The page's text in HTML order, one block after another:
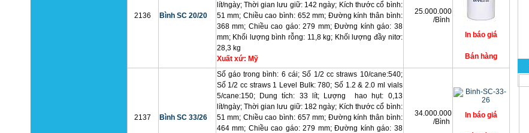
2136 Bình SC 20/20
lít/ngày; Thời gian lưu giữ: 142 ngày; Kích thước cổ bình:
51 mm; Chiều cao bình: 652 mm; Đường kính thân bình:
368 mm; Chiều cao gáo: 279 mm; Đường kính gáo: 38
mm; Khối lượng bình rỗng: 11,8 kg; Khối lượng đầy nitơ:
28,3 kg
Xuất xứ: Mỹ
25.000.000
/Bình
2137 Bình SC 33/26
Số gáo trong bình: 6 cái; Số 1/2 cc straws 10/cane:540;
Số 1/2 cc straws 1 Level Bulk: 780; Số 1.2 & 2.0 ml vials
5/cane:150; Dung tích: 33 lít; Lượng hao hụt: 0,13
lít/ngày; Thời gian lưu giữ: 182 ngày; Kích thước cổ bình:
51 mm; Chiều cao bình: 657 mm; Đường kính thân bình:
464 mm; Chiều cao gáo: 279 mm; Đường kính gáo: 38
34.000.000
/Bình